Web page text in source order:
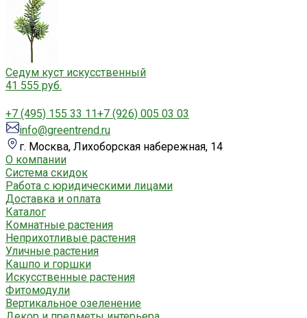
Седум куст искусственный
41 555 руб.
+7 (495) 155 33 11+7 (926) 005 03 03
info@greentrend.ru
г. Москва, Лихоборская набережная, 14
О компании
Система скидок
Работа с юридическими лицами
Доставка и оплата
Каталог
Комнатные растения
Неприхотливые растения
Уличные растения
Кашпо и горшки
Искусственные растения
Фитомодули
Вертикальное озеленение